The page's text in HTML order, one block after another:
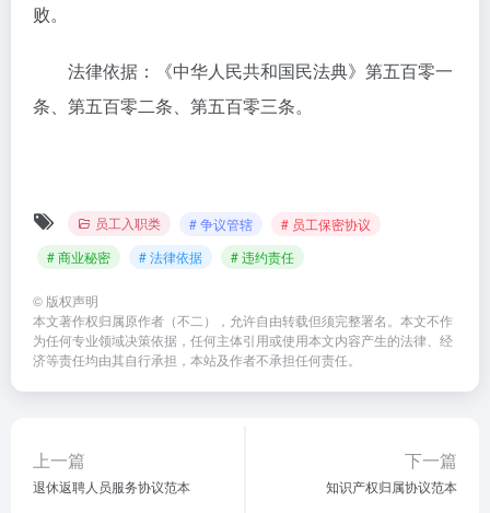
败。
法律依据：《中华人民共和国民法典》第五百零一
条、第五百零二条、第五百零三条。
员工入职类 # 争议管辖
# 员工保密协议
# 商业秘密
# 法律依据 # 违约责任
© 版权声明
本文著作权归属原作者（不二），允许自由转载但须完整署名。本文不作
为任何专业领域决策依据，任何主体引用或使用本文内容产生的法律、经
济等责任均由其自行承担，本站及作者不承担任何责任。
上一篇
退休返聘人员服务协议范本
下一篇
知识产权归属协议范本